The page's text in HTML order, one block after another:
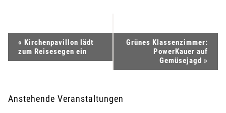
e
a
« Kirchenpavillon lädt
zum Reisesegen ein
Grünes Klassenzimmer:
PowerKauer auf
Gemüsejagd »
Anstehende Veranstaltungen